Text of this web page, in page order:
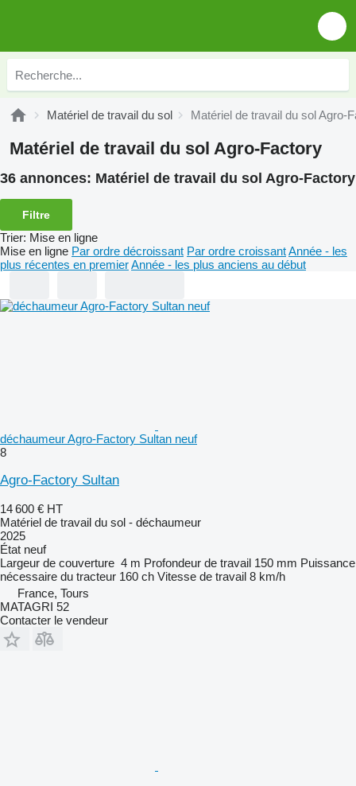
Matériel de travail du sol Matériel de travail du sol Agro-
Matériel de travail du sol Agro-Factory
36 annonces: Matériel de travail du sol Agro-Factory
Filtre
Trier: Mise en ligne
Mise en ligne Par ordre décroissant Par ordre croissantAnnée - les
plus récentes en premierAnnée - les plus anciens au début
déchaumeur Agro-Factory Sultan neuf
8
Agro-Factory Sultan
14 600 € HT
Matériel de travail du sol - déchaumeur
2025
État neuf
Largeur de couverture 4 m Profondeur de travail 150 mm Puissance
nécessaire du tracteur 160 ch Vitesse de travail 8 km/h
France, Tours
MATAGRI 52
Contacter le vendeur